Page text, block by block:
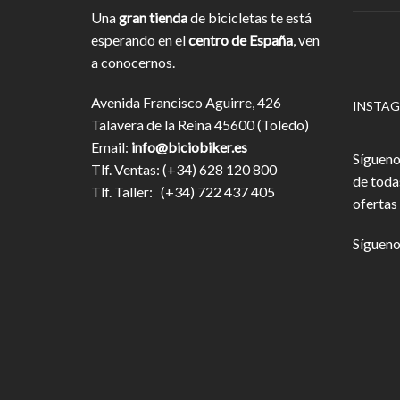
Unagran tiendade bicicletas te está
esperando en elcentro de España, ven
a conocernos.
Avenida Francisco Aguirre, 426
Talavera de la Reina 45600 (Toledo)
Email: info@biciobiker.es
Tlf. Ventas: (+34) 628 120 800
Tlf. Taller: (+34) 722 437 405
de
ofertas